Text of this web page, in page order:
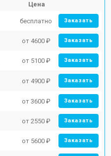
Цена
бесплатно Заказать
от 4600 ₽ Заказать
от 5100 ₽ Заказать
от 4900 ₽ Заказать
от 3600 ₽ Заказать
от 2550 ₽ Заказать
от 5600 ₽ Заказать